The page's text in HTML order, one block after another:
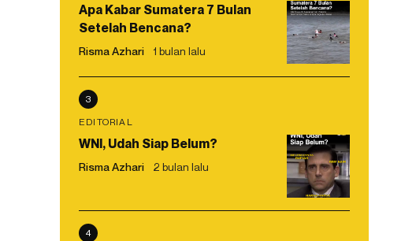
Apa Kabar Sumatera 7 Bulan
Setelah Bencana?
Risma Azhari 1 bulan lalu
3
EDITORIAL
WNI, Udah Siap Belum?
Risma Azhari 2 bulan lalu
4